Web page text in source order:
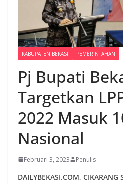
KABUPATEN BEKASI PEMERINTAHAN
Pj Bupati
Targetkan
2022 Masuk
Nasional
Februari 3, 2023 Penulis
DAILYBEKASI.COM, CIKARANG